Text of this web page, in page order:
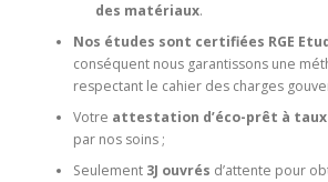
des matériaux.
Nos études sont certifiées RGE
conséquent nous garantissons une
respectant le cahier des charges
Votre attestation d’éco-prêt à
par nos soins ;
Seulement 3J ouvrés d’attente pour